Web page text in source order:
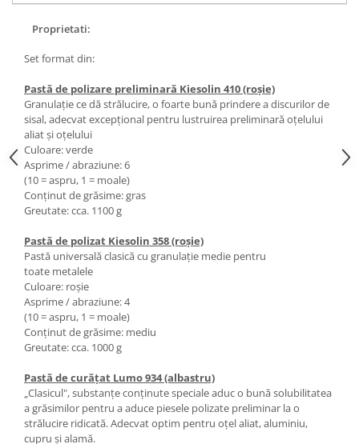
Masini de rectificat plan
Masini de rectificat plan
Masini de slefuit combinate
Masini de slefuit cu banda
Masini de slefuit cu disc
Masini de slefuit cu mediu umed si
uscat
Masini de slefuit cutite de gravat
Masini de tesit
Masini universale de ascutit
Polizoare de banc
Masini de filetat
Masini pneumatice de filetat
Masini electrice de filetat
Masini de gaurit cu talpa
magnetica
Instalatii de spalare a pieselor
Proprietati:
Set format din:
Pastă de polizare preliminară Kiesolin 410 (roşie)
Granulaţie ce dă strălucire, o foarte bună prindere a discurilor de
sisal, adecvat excepţional pentru lustruirea preliminară oţelului
aliat şi oţelului
Culoare: verde
Asprime / abraziune: 6
(10 = aspru, 1 = moale)
Conţinut de grăsime: gras
Greutate: cca. 1100 g
Pastă de polizat Kiesolin 358 (roşie)
Pastă universală clasică cu granulaţie medie pentru
toate metalele
Culoare: roşie
Asprime / abraziune: 4
(10 = aspru, 1 = moale)
Conţinut de grăsime: mediu
Greutate: cca. 1000 g
Pastă de curăţat Lumo 934 (albastru)
„Clasicul", substanţe conţinute speciale aduc o bună solubilitatea
a grăsimilor pentru a aduce piesele polizate preliminar la o
strălucire ridicată. Adecvat optim pentru oţel aliat, aluminiu,
cupru şi alamă.